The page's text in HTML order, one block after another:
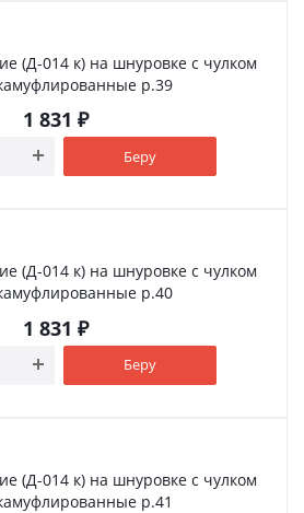
(Д-014 к) на шнуровке с чулком
р.39
1 831 ₽
Беру
(Д-014 к) на шнуровке с чулком
р.40
1 831 ₽
Беру
(Д-014 к) на шнуровке с чулком
р.41